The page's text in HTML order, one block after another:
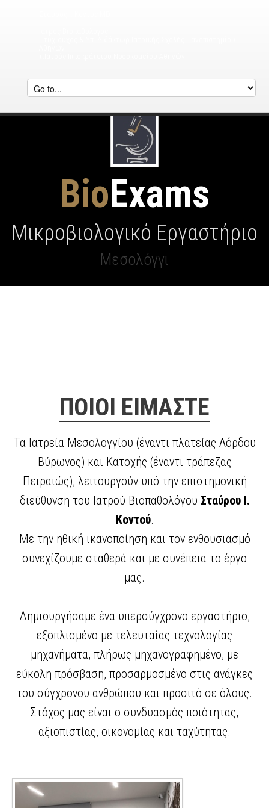
BioExams
Μικροβιολογικό Εργαστήριο
Μεσολόγγι
ΠΟΙΟΙ ΕΙΜΑΣΤΕ
Τα Ιατρεία Μεσολογγίου (έναντι πλατείας Λόρδου
Βύρωνος) και Κατοχής (έναντι τράπεζας
Πειραιώς), λειτουργούν υπό την επιστημονική
διεύθυνση του Ιατρού Βιοπαθολόγου Σταύρου Ι.
Κοντού.
Με την ηθική ικανοποίηση και τον ενθουσιασμό
συνεχίζουμε σταθερά και με συνέπεια το έργο
μας.
Δημιουργήσαμε ένα υπερσύγχρονο εργαστήριο,
εξοπλισμένο με τελευταίας τεχνολογίας
μηχανήματα, πλήρως μηχανογραφημένο, με
εύκολη πρόσβαση, προσαρμοσμένο στις ανάγκες
του σύγχρονου ανθρώπου και προσιτό σε όλους.
Στόχος μας είναι ο συνδυασμός ποιότητας,
αξιοπιστίας, οικονομίας και ταχύτητας.